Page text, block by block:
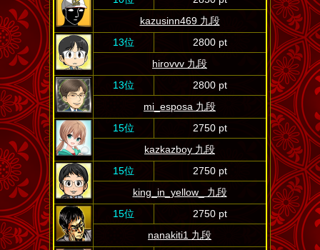
kazusinn469 九段
13位
2800 pt
hirovvv 九段
13位
2800 pt
mi_esposa 九段
15位
2750 pt
kazkazboy 九段
15位
2750 pt
king_in_yellow_ 九段
15位
2750 pt
nanakiti1 九段